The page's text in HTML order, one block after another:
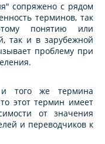
сопряжено с рядом
терминов, так
понятию или
так и в зарубежной
проблему при
и того же термина
этот термин имеет
от значения
и переводчиков к